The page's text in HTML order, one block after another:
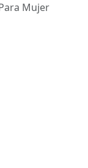
Mujer